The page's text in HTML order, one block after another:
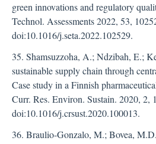
green innovations and regulatory
Technol. Assessments 2022, 53,
doi:10.1016/j.seta.2022.102529.
35. Shamsuzzoha, A.; Ndzibah, E.;
sustainable supply chain through
Case study in a Finnish
Curr. Res. Environ. Sustain. 2020, 2,
doi:10.1016/j.crsust.2020.100013.
36. Braulio-Gonzalo, M.; Bovea,